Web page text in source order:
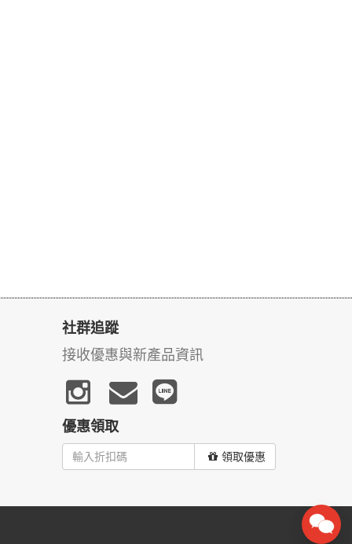
社群追蹤
接收優惠與新產品資訊
優惠領取
領取優惠